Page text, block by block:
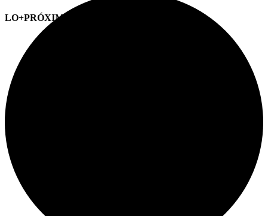
LO+PRÓXIMO (CITAS)